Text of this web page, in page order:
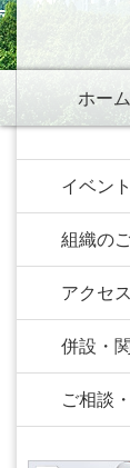
ホーム
イベン
組織の
アクセス
併設・
ご相談